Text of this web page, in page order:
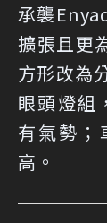
承襲
擴張且更
方形改為
眼頭燈組
有氣勢；
高。